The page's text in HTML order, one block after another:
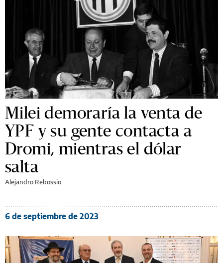
Milei demoraría la venta de
YPF y su gente contacta a
Dromi, mientras el dólar
salta
Alejandro Rebossio
6 de septiembre de 2023